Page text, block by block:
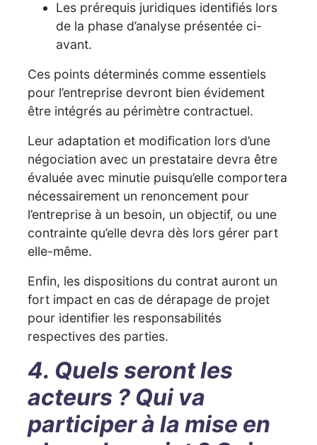
Les prérequis juridiques identifiés lors
de la phase d’analyse présentée ci-
avant.
Ces points déterminés comme essentiels
pour l’entreprise devront bien évidement
être intégrés au périmètre contractuel.
Leur adaptation et modification lors d’une
négociation avec un prestataire devra être
évaluée avec minutie puisqu’elle comportera
nécessairement un renoncement pour
l’entreprise à un besoin, un objectif, ou une
contrainte qu’elle devra dès lors gérer part
elle-même.
Enfin, les dispositions du contrat auront un
fort impact en cas de dérapage de projet
pour identifier les responsabilités
respectives des parties.
4. Quels seront les
acteurs ? Qui va
participer à la mise en